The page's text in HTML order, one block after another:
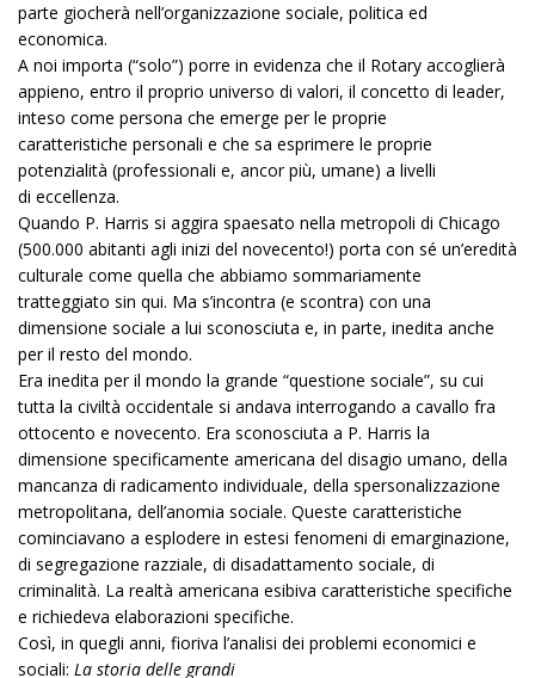
parte giocherà nell’organizzazione sociale, politica ed
economica.
A noi importa (“solo”) porre in evidenza che il Rotary accoglierà
appieno, entro il proprio universo di valori, il concetto di leader,
inteso come persona che emerge per le proprie
caratteristiche personali e che sa esprimere le proprie
potenzialità (professionali e, ancor più, umane) a livelli
di eccellenza.
Quando P. Harris si aggira spaesato nella metropoli di Chicago
(500.000 abitanti agli inizi del novecento!) porta con sé un’eredità
culturale come quella che abbiamo sommariamente
tratteggiato sin qui. Ma s’incontra (e scontra) con una
dimensione sociale a lui sconosciuta e, in parte, inedita anche
per il resto del mondo.
Era inedita per il mondo la grande “questione sociale”, su cui
tutta la civiltà occidentale si andava interrogando a cavallo fra
ottocento e novecento. Era sconosciuta a P. Harris la
dimensione specificamente americana del disagio umano, della
mancanza di radicamento individuale, della spersonalizzazione
metropolitana, dell’anomia sociale. Queste caratteristiche
cominciavano a esplodere in estesi fenomeni di emarginazione,
di segregazione razziale, di disadattamento sociale, di
criminalità. La realtà americana esibiva caratteristiche specifiche
e richiedeva elaborazioni specifiche.
Così, in quegli anni, fioriva l’analisi dei problemi economici e
sociali: La storia delle grandi